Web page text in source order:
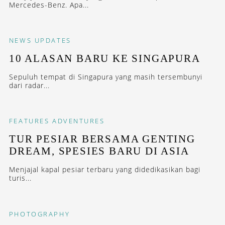
Mercedes-Benz. Apa...
NEWS UPDATES
10 ALASAN BARU KE SINGAPURA
Sepuluh tempat di Singapura yang masih tersembunyi
dari radar...
FEATURES ADVENTURES
TUR PESIAR BERSAMA GENTING
DREAM, SPESIES BARU DI ASIA
Menjajal kapal pesiar terbaru yang didedikasikan bagi
turis...
PHOTOGRAPHY